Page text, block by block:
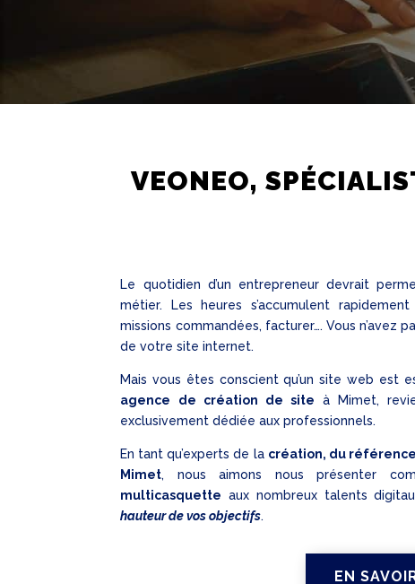
VEONEO,
Le quotidien d’un entrepreneur devrait
métier. Les heures s’accumulent
missions commandées, facturer…. Vous n’avez
de votre site internet.
Mais vous êtes conscient qu’un site web est
agence de création de site à Mimet,
exclusivement dédiée aux professionnels.
En tant qu’experts de la création, du
Mimet, nous aimons nous présenter
multicasquette aux nombreux talents
hauteur de vos objectifs.
EN